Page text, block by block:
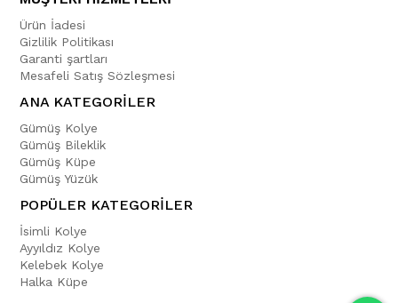
Ürün İadesi
Gizlilik Politikası
Garanti şartları
Mesafeli Satış Sözleşmesi
ANA KATEGORİLER
Gümüş Kolye
Gümüş Bileklik
Gümüş Küpe
Gümüş Yüzük
POPÜLER KATEGORİLER
İsimli Kolye
Ayyıldız Kolye
Kelebek Kolye
Halka Küpe